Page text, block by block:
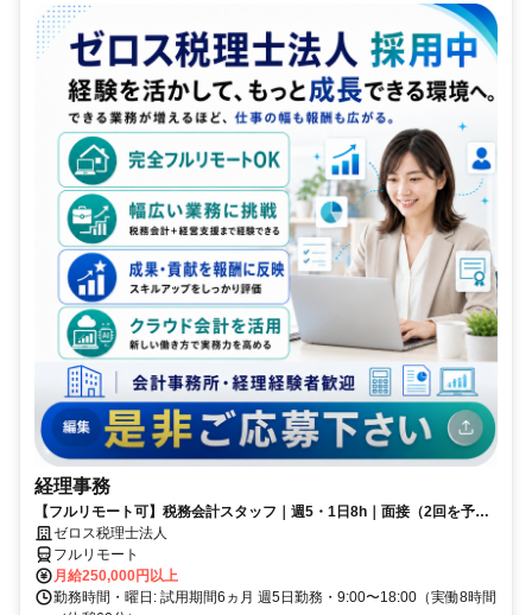
経理事務
【フルリモート可】税務会計スタッフ｜週5・1日8h｜面接（2回を予定
／うち1回は代表面接）
ゼロス税理士法人
フルリモート
月給250,000円以上
勤務時間・曜日: 試用期間6ヵ月 週5日勤務・9:00〜18:00（実働8時間